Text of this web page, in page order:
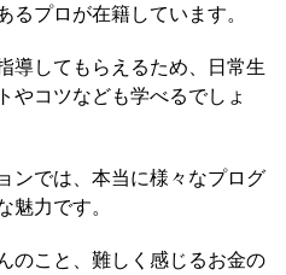
るプロが在籍しています。
導してもらえるため、日常生
やコツなども学べるでしょ
ンでは、本当に様々なプログ
魅力です。
のこと、難しく感じるお金の